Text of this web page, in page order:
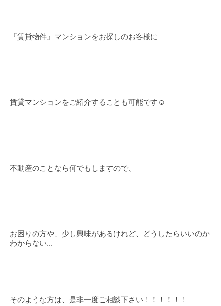
『賃貸物件』マンションをお探しのお客様に
賃貸マンションをご紹介することも可能です☺
不動産のことなら何でもしますので、
お困りの方や、少し興味があるけれど、どうしたらいいのか
わからない...
そのような方は、是非一度ご相談下さい！！！！！！